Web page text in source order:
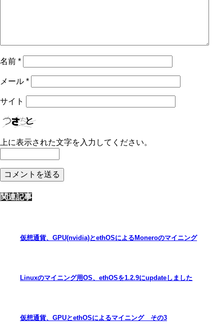
名前 *
メール *
サイト
上に表示された文字を入力してください。
関連記事
仮想通貨、GPU(nvidia)とethOSによるMoneroのマイニング
Linuxのマイニング用OS、ethOSを1.2.9にupdateしました
仮想通貨、GPUとethOSによるマイニング その3